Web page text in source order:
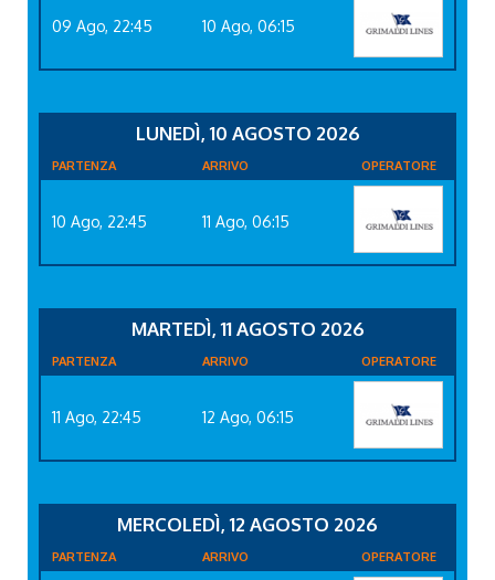
09 Ago, 22:45 10 Ago, 06:15
LUNEDÌ, 10 AGOSTO 2026
PARTENZA ARRIVO OPERATORE
10 Ago, 22:45 11 Ago, 06:15
MARTEDÌ, 11 AGOSTO 2026
PARTENZA ARRIVO OPERATORE
11 Ago, 22:45 12 Ago, 06:15
MERCOLEDÌ, 12 AGOSTO 2026
PARTENZA ARRIVO OPERATORE